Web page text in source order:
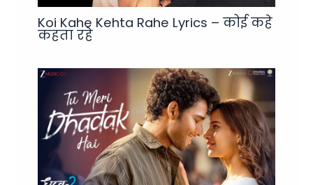
Koi Kahe Kehta Rahe Lyrics – कोई कहे
कहता रहे